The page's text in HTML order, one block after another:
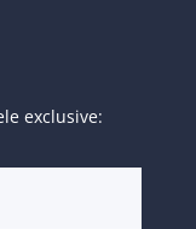
exclusive: